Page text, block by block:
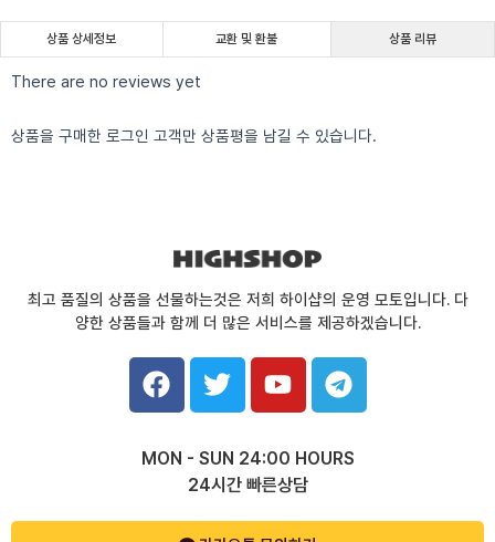
상품 상세정보 교환 및 환불 상품 리뷰
There are no reviews yet
상품을 구매한 로그인 고객만 상품평을 남길 수 있습니다.
최고 품질의 상품을 선물하는것은 저희 하이샵의 운영 모토입니다. 다
양한 상품들과 함께 더 많은 서비스를 제공하겠습니다.
F
a
c
b
o
T
w
i
t
e
r
Y
o
u
u
b
e
T
e
l
g
a
MON - SUN 24:00 HOURS
24시간 빠른상담